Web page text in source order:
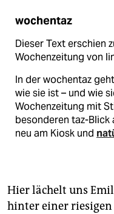
wochentaz
Dieser Text erschien
Wochenzeitung von
In der wochentaz
wie sie ist – und wie
Wochenzeitung mit
besonderen taz-Blick
neu am Kiosk und
Hier lächelt uns
hinter einer riesigen